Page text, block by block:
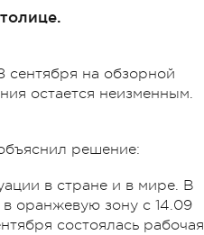
сентября на обзорной
остается неизменным.
решение:
в стране и в мире. В
оранжевую зону с 14.09
состоялась рабочая